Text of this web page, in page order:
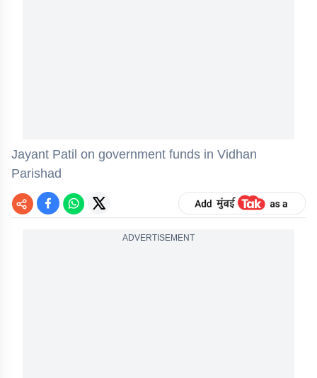
Jayant Patil on government funds in Vidhan
Parishad
ADVERTISEMENT